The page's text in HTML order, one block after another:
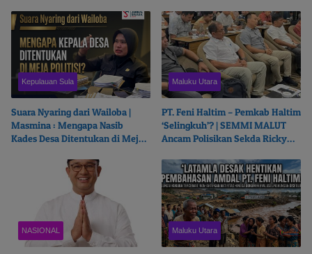
Kepulauan Sula
Suara Nyaring dari Wailoba |
Masmina : Mengapa Nasib
Kades Desa Ditentukan di Meja
Maluku Utara
PT. Feni Haltim – Pemkab Haltim
‘Selingkuh’? | SEMMI MALUT
Ancam Polisikan Sekda Ricky
NASIONAL Maluku Utara